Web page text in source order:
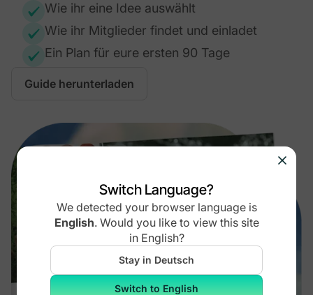
Wie ihr eine Idee auswählt
Wie ihr Mitglieder findet und einladet
Ein Plan für eure ersten 90 Tage
Guide herunterladen
Switch Language?
We detected your browser language is
English. Would you like to view this site
in English?
Stay in Deutsch
Switch to English